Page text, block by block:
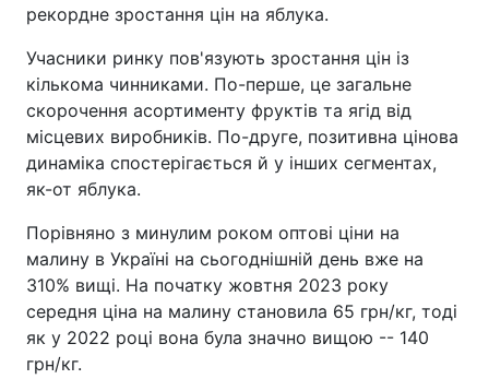
рекордне зростання цін на яблука.
Учасники ринку пов'язують зростання цін із
кількома чинниками. По-перше, це загальне
скорочення асортименту фруктів та ягід від
місцевих виробників. По-друге, позитивна цінова
динаміка спостерігається й у інших сегментах,
як-от яблука.
Порівняно з минулим роком оптові ціни на
малину в Україні на сьогоднішній день вже на
310% вищі. На початку жовтня 2023 року
середня ціна на малину становила 65 грн/кг, тоді
як у 2022 році вона була значно вищою -- 140
грн/кг.